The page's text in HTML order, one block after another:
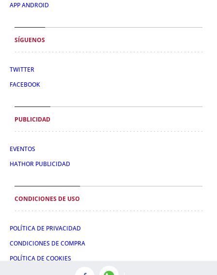
APP ANDROID
SÍGUENOS
TWITTER
FACEBOOK
PUBLICIDAD
EVENTOS
HATHOR PUBLICIDAD
CONDICIONES DE USO
POLÍTICA DE PRIVACIDAD
CONDICIONES DE COMPRA
POLÍTICA DE COOKIES